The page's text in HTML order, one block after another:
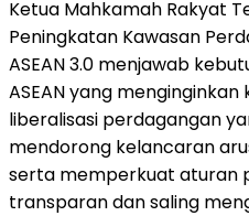
Ketua Mahkamah Rakyat
Peningkatan Kawasan
ASEAN 3.0 menjawab
ASEAN yang
liberalisasi perdagangan
mendorong kelancaran
serta memperkuat aturan
transparan dan saling